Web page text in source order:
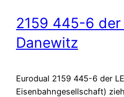
2159 445-6 der
Danewitz
Eurodual 2159 445-6 der
Eisenbahngesellschaft)